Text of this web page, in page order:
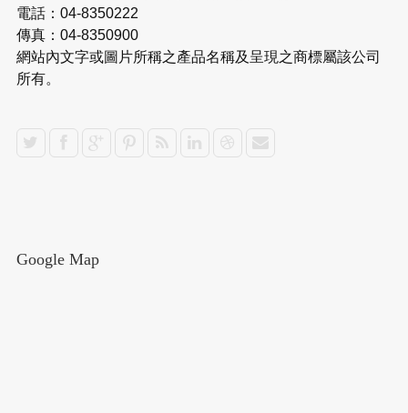
電話：04-8350222
傳真：04-8350900
網站內文字或圖片所稱之產品名稱及呈現之商標屬該公司
所有。
Google Map